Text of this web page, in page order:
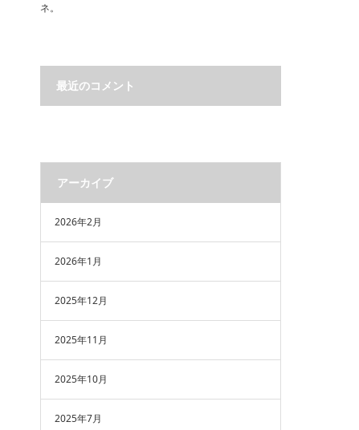
ネ。
最近のコメント
アーカイブ
2026年2月
2026年1月
2025年12月
2025年11月
2025年10月
2025年7月